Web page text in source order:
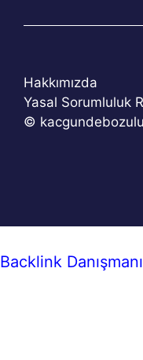
©
Hakkımızda
Yasal Sorumluluk
Backlink Danışmanı